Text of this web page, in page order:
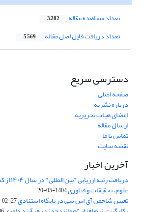
تعداد مشاهده مقاله 3,282
تعداد دریافت فایل اصل مقاله 5,569
دسترسی سریع
صفحه اصلی
درباره نشریه
اعضای هیات تحریریه
ارسال مقاله
تماس با ما
نقشه سایت
آخرین اخبار
دریافت
علوم، تحقیقات و فناوری1404-05-20
تعیین شاخص آی اس سی در پایگاه استنادی ISC27